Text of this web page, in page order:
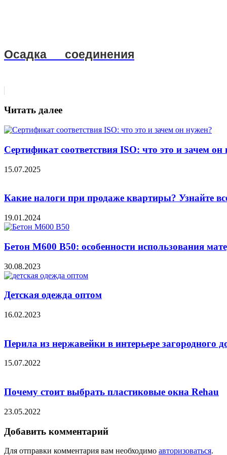
Осадка соединения
Читать далее
Сертификат соответствия ISO: что это и зачем он
15.07.2025
Какие налоги при продаже квартиры? Узнайте
19.01.2024
Бетон М600 В50: особенности использования
30.08.2023
Детская одежда оптом
16.02.2023
Перила из нержавейки в интерьере загородного
15.07.2022
Почему стоит выбрать пластиковые окна Rehau
23.05.2022
Добавить комментарий
Для отправки комментария вам необходимо авторизоваться.